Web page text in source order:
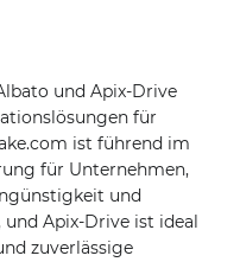
und Apix-Drive
für
ist führend im
für Unternehmen,
und
Apix-Drive ist ideal
zuverlässige